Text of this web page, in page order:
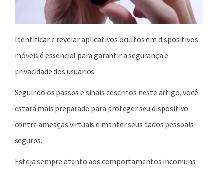
Identificar e revelar aplicativos ocultos em dispositivos
móveis é essencial para garantir a segurança e
privacidade dos usuários.
Seguindo os passos e sinais descritos neste artigo, você
estará mais preparado para proteger seu dispositivo
contra ameaças virtuais e manter seus dados pessoais
seguros.
Esteja sempre atento aos comportamentos incomuns